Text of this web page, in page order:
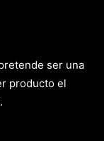
ser una
producto el